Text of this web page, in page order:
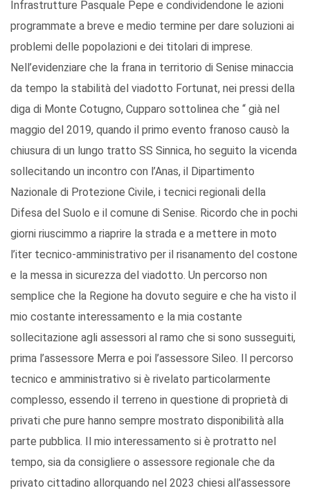
Infrastrutture Pasquale Pepe e condividendone le azioni
programmate a breve e medio termine per dare soluzioni ai
problemi delle popolazioni e dei titolari di imprese.
Nell’evidenziare che la frana in territorio di Senise minaccia
da tempo la stabilità del viadotto Fortunat, nei pressi della
diga di Monte Cotugno, Cupparo sottolinea che “ già nel
maggio del 2019, quando il primo evento franoso causò la
chiusura di un lungo tratto SS Sinnica, ho seguito la vicenda
sollecitando un incontro con l’Anas, il Dipartimento
Nazionale di Protezione Civile, i tecnici regionali della
Difesa del Suolo e il comune di Senise. Ricordo che in pochi
giorni riuscimmo a riaprire la strada e a mettere in moto
l’iter tecnico-amministrativo per il risanamento del costone
e la messa in sicurezza del viadotto. Un percorso non
semplice che la Regione ha dovuto seguire e che ha visto il
mio costante interessamento e la mia costante
sollecitazione agli assessori al ramo che si sono susseguiti,
prima l’assessore Merra e poi l’assessore Sileo. Il percorso
tecnico e amministrativo si è rivelato particolarmente
complesso, essendo il terreno in questione di proprietà di
privati che pure hanno sempre mostrato disponibilità alla
parte pubblica. Il mio interessamento si è protratto nel
tempo, sia da consigliere o assessore regionale che da
privato cittadino allorquando nel 2023 chiesi all’assessore